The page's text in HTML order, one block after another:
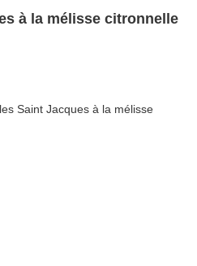
à la mélisse citronnelle